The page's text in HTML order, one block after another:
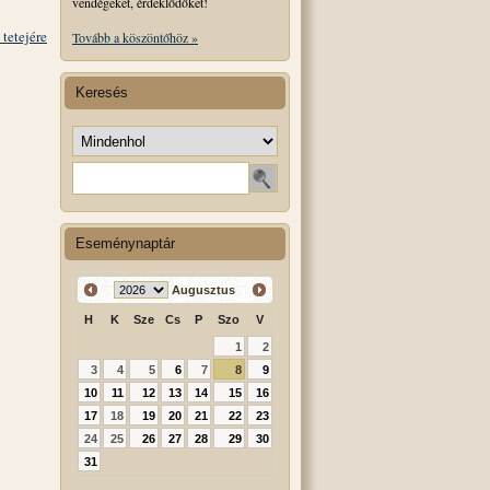
Tovább a köszöntőhöz »
Keresés
Keresés helye
Eseménynaptár
Augusztus
H K Sze Cs P Szo V
1
2
3
4 5 6 7 8
9
10
11 12 13 14 15
16
17
18 19 20 21 22
23
24
25 26 27 28 29
30
31